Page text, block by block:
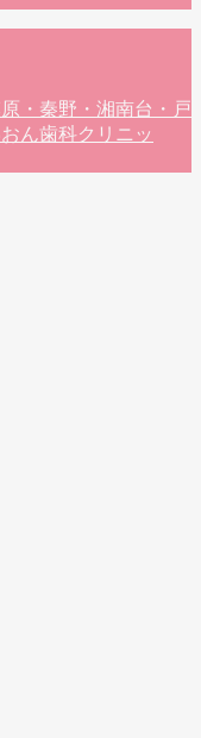
・秦野・湘南台・戸
ん歯科クリニッ